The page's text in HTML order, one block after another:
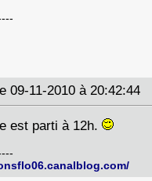
09-11-2010 à 20:42:44
est parti à 12h.